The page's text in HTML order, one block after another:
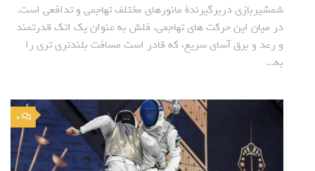
شمشیربازی دربرگیرندة مانورهای مختلف تهاجمی و تدافعی است.
در میان این حرکت های تهاجمی، فلش به عنوان یک اتک قدرتمند
و رعد و برق آسای سریع، که قادر است مسافت بلندتری تری را
به...
0